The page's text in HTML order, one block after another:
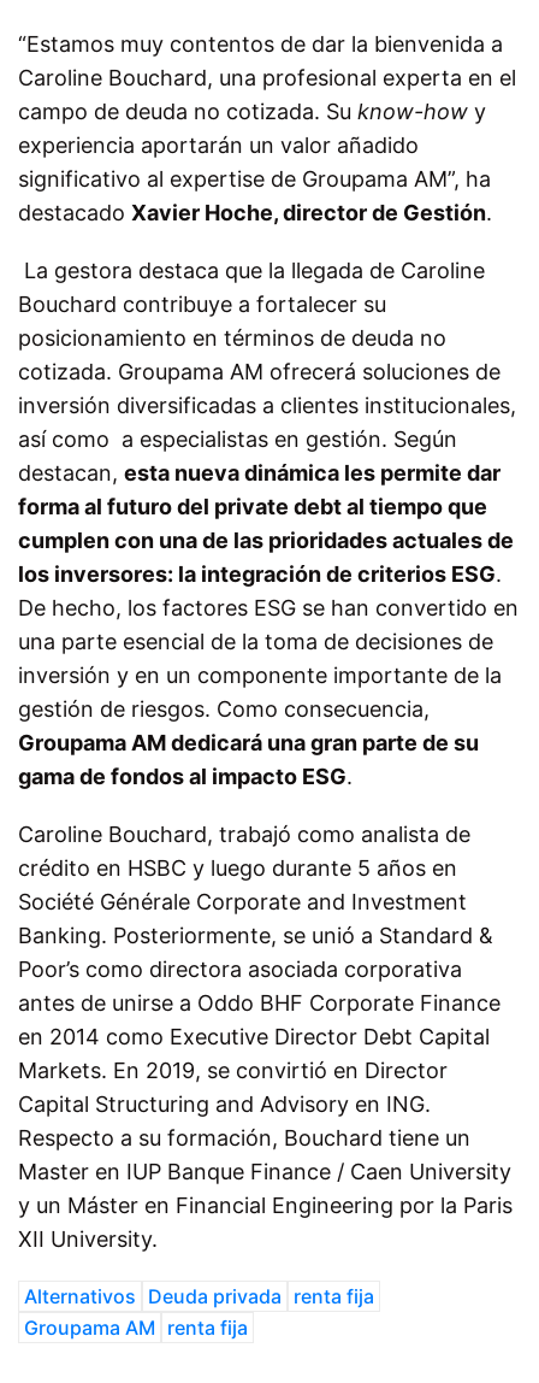
“Estamos muy contentos de dar la bienvenida a
Caroline Bouchard, una profesional experta en el
campo de deuda no cotizada. Su know-how y
experiencia aportarán un valor añadido
significativo al expertise de Groupama AM”, ha
destacado Xavier Hoche, director de Gestión.
La gestora destaca que la llegada de Caroline
Bouchard contribuye a fortalecer su
posicionamiento en términos de deuda no
cotizada. Groupama AM ofrecerá soluciones de
inversión diversificadas a clientes institucionales,
así como a especialistas en gestión. Según
destacan, esta nueva dinámica les permite dar
forma al futuro del private debt al tiempo que
cumplen con una de las prioridades actuales de
los inversores: la integración de criterios ESG.
De hecho, los factores ESG se han convertido en
una parte esencial de la toma de decisiones de
inversión y en un componente importante de la
gestión de riesgos. Como consecuencia,
Groupama AM dedicará una gran parte de su
gama de fondos al impacto ESG.
Caroline Bouchard, trabajó como analista de
crédito en HSBC y luego durante 5 años en
Société Générale Corporate and Investment
Banking. Posteriormente, se unió a Standard &
Poor’s como directora asociada corporativa
antes de unirse a Oddo BHF Corporate Finance
en 2014 como Executive Director Debt Capital
Markets. En 2019, se convirtió en Director
Capital Structuring and Advisory en ING.
Respecto a su formación, Bouchard tiene un
Master en IUP Banque Finance / Caen University
y un Máster en Financial Engineering por la Paris
XII University.
Alternativos Deuda privada renta fija
Groupama AM renta fija